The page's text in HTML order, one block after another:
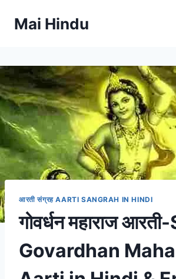
Mai Hindu
आरती संग्रह AARTI SANGRAH IN HINDI
गोवर्धन महाराज
Govardhan